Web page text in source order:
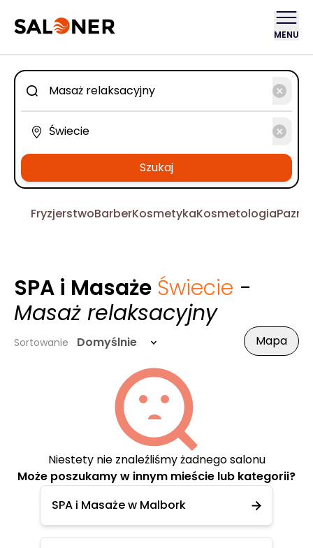
MENU
Szukaj
FryzjerstwoBarberKosmetykaKosmetologia
SPA i Masaże Świecie -
Masaż relaksacyjny
Sortowanie Domyślnie Mapa
Niestety nie znaleźliśmy żadnego salonu
Może poszukamy w innym mieście lub kategorii?
SPA i Masaże w Malbork